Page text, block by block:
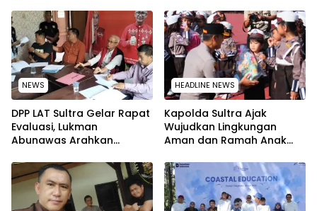
NEWS
‎DPP LAT Sultra Gelar Rapat
Evaluasi, Lukman
Abunawas Arahkan
Secara Rutin dan
Menyeluruh
HEADLINE NEWS
Kapolda Sultra Ajak
Wujudkan Lingkungan
Aman dan Ramah Anak
Nasional 2026